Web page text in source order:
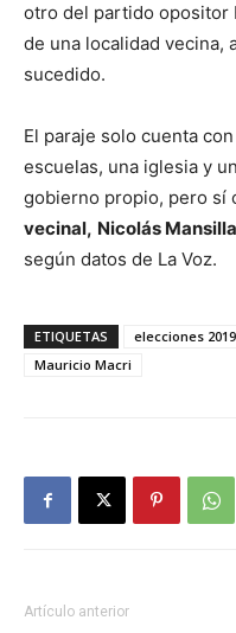
otro del partido opositor
de una localidad vecina,
sucedido.
El paraje solo cuenta
escuelas, una iglesia y
gobierno propio, pero sí
vecinal, Nicolás
según datos de La Voz.
ETIQUETAS elecciones 2019
Mauricio Macri
Artículo anterior